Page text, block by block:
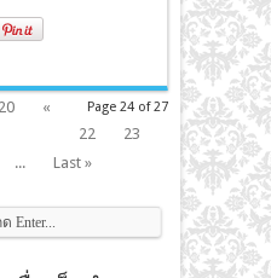
Page 24 of 27
20
«
22
23
... Last »